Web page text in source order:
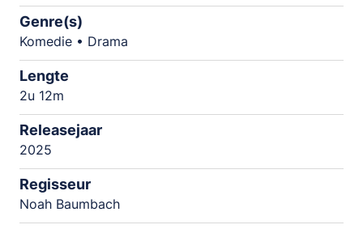
Genre(s)
Komedie • Drama
Lengte
2u 12m
Releasejaar
2025
Regisseur
Noah Baumbach